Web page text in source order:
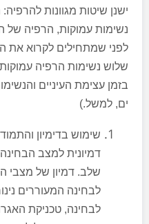
ישנן שיטות מגוונות
נשימות עמוקות, הרפיה של
לפני שמתחילים לקרוא את
שלוש נשימות הרפיה
בזמן עצימת העיניים
ים, למשל.)
שימוש בדימיון
דמיונית למצב
שלב. דמיון של מצבי
לבחינה המעוררים
לבחינה, טכניקת